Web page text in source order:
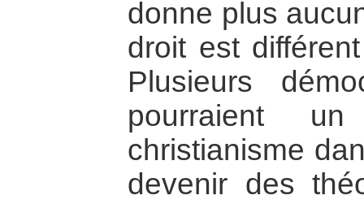
donne plus
droit est
Plusieurs
pourraient
christianisme
devenir des